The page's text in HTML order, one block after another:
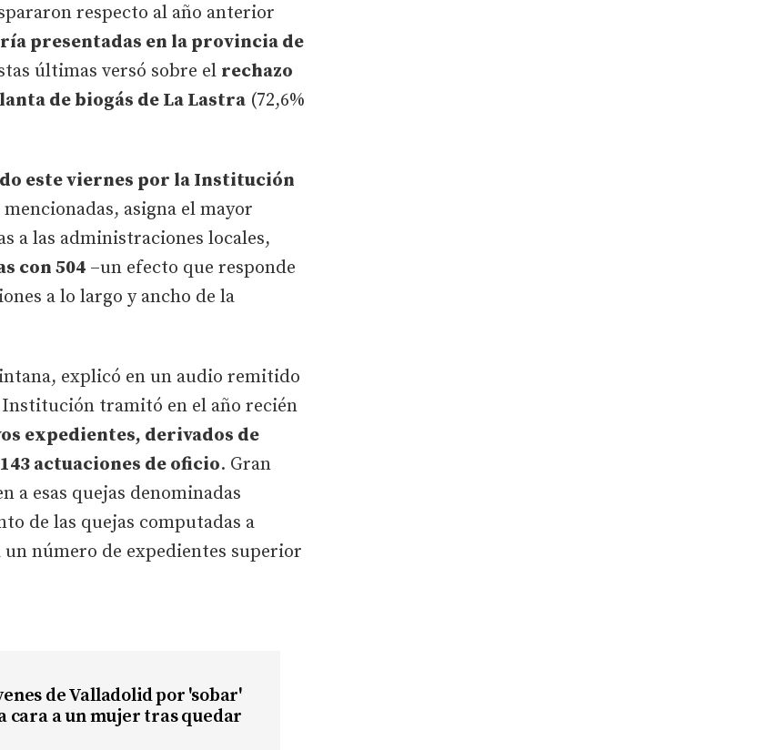
respecto al año anterior
presentadas en la provincia de
últimas versó sobre el rechazo
de biogás de La Lastra (72,6%
este viernes por la Institución
asigna el mayor
a las administraciones locales,
con 504 –un efecto que responde
a lo largo y ancho de la
explicó en un audio remitido
tramitó en el año recién
expedientes, derivados de
actuaciones de oficio. Gran
a esas quejas denominadas
de las quejas computadas a
número de expedientes superior
de Valladolid por 'sobar'
cara a un mujer tras quedar